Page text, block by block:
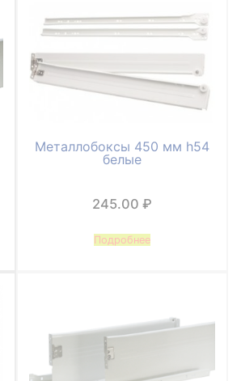
Металлобоксы 450 мм h54
белые
245.00 ₽
Подробнее